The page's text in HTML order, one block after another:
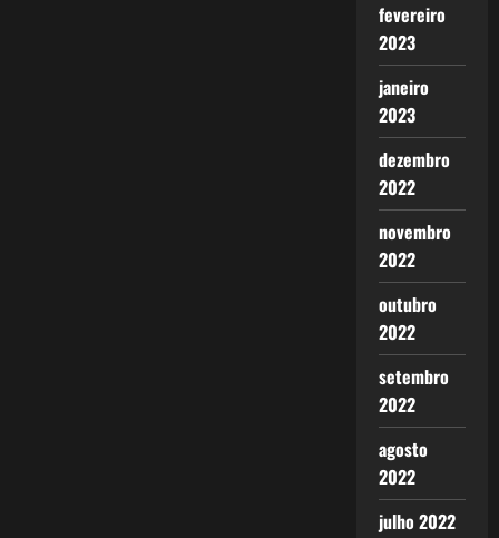
fevereiro
2023
janeiro
2023
dezembro
2022
novembro
2022
outubro
2022
setembro
2022
agosto
2022
julho 2022